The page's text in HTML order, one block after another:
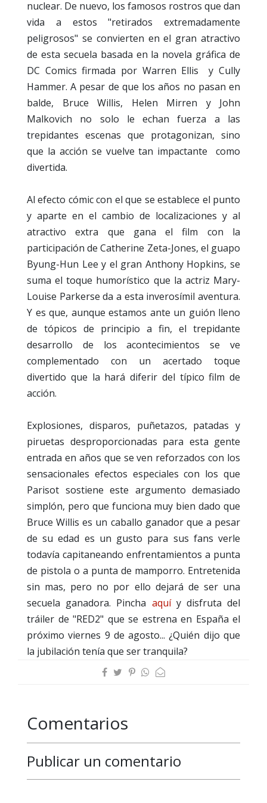
nuclear. De nuevo, los famosos rostros que dan
vida a estos "retirados extremadamente
peligrosos" se convierten en el gran atractivo
de esta secuela basada en la novela gráfica de
DC Comics firmada por Warren Ellis y Cully
Hammer. A pesar de que los años no pasan en
balde, Bruce Willis, Helen Mirren y John
Malkovich no solo le echan fuerza a las
trepidantes escenas que protagonizan, sino
que la acción se vuelve tan impactante como
divertida.
Al efecto cómic con el que se establece el punto
y aparte en el cambio de localizaciones y al
atractivo extra que gana el film con la
participación de Catherine Zeta-Jones, el guapo
Byung-Hun Lee y el gran Anthony Hopkins, se
suma el toque humorístico que la actriz Mary-
Louise Parkerse da a esta inverosímil aventura.
Y es que, aunque estamos ante un guión lleno
de tópicos de principio a fin, el trepidante
desarrollo de los acontecimientos se ve
complementado con un acertado toque
divertido que la hará diferir del típico film de
acción.
Explosiones, disparos, puñetazos, patadas y
piruetas desproporcionadas para esta gente
entrada en años que se ven reforzados con los
sensacionales efectos especiales con los que
Parisot sostiene este argumento demasiado
simplón, pero que funciona muy bien dado que
Bruce Willis es un caballo ganador que a pesar
de su edad es un gusto para sus fans verle
todavía capitaneando enfrentamientos a punta
de pistola o a punta de mamporro. Entretenida
sin mas, pero no por ello dejará de ser una
secuela ganadora. Pincha aquíy disfruta del
tráiler de "RED2" que se estrena en España el
próximo viernes 9 de agosto... ¿Quién dijo que
la jubilación tenía que ser tranquila?
Comentarios
Publicar un comentario